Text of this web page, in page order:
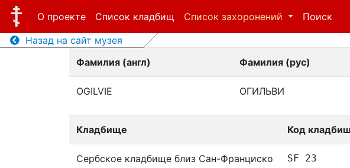
О проекте Список кладбищ Список захоронений Поиск
Назад на сайт музея
Фамилия (англ)
Фамилия (рус)
OGILVIE ОГИЛЬВИ
Кладбище Код
Сербское кладбище близ Сан-Франциско SF 23